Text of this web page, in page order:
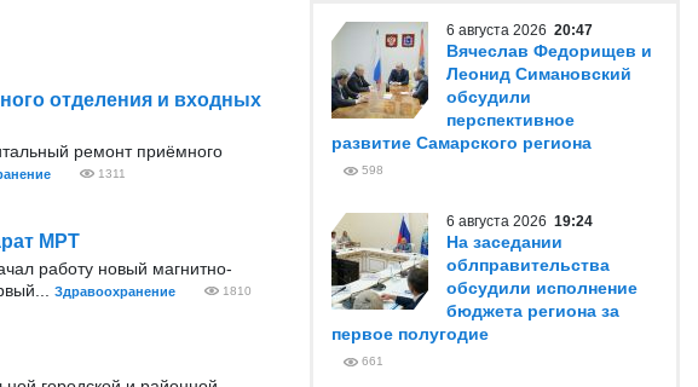
отделения и входных
ремонт приёмного
1311
МРТ
работу новый магнитно-
Здравоохранение 1810
6 августа 2026 20:47
Вячеслав Федорищев и
Леонид Симановский
обсудили
перспективное
развитие Самарского региона
598
6 августа 2026 19:24
На заседании
облправительства
обсудили исполнение
бюджета региона за
первое полугодие
661